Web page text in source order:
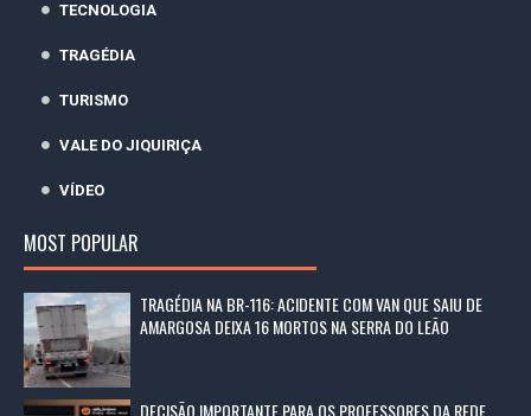
TECNOLOGIA
TRAGÉDIA
TURISMO
VALE DO JIQUIRIÇA
VÍDEO
MOST POPULAR
TRAGÉDIA NA BR-116: ACIDENTE COM VAN QUE SAIU DE
AMARGOSA DEIXA 16 MORTOS NA SERRA DO LEÃO
DECISÃO IMPORTANTE PARA OS PROFESSORES DA REDE